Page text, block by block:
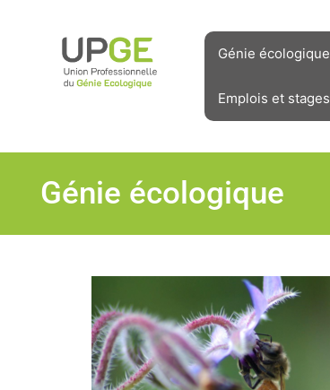
Génie écologique
Emplois et stages
Génie écologique